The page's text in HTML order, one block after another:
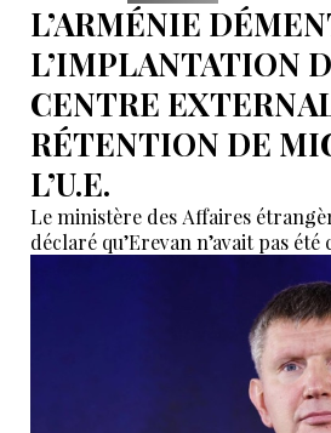
L’ARMÉNIE
L’IMPLANTATION
CENTRE
RÉTENTION DE
L’U.E.
Le ministère des Affaires
déclaré qu’Erevan n’avait pas été